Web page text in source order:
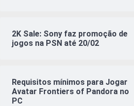
2K Sale: Sony faz promoção de
jogos na PSN até 20/02
Requisitos mínimos para Jogar
Avatar Frontiers of Pandora no
PC